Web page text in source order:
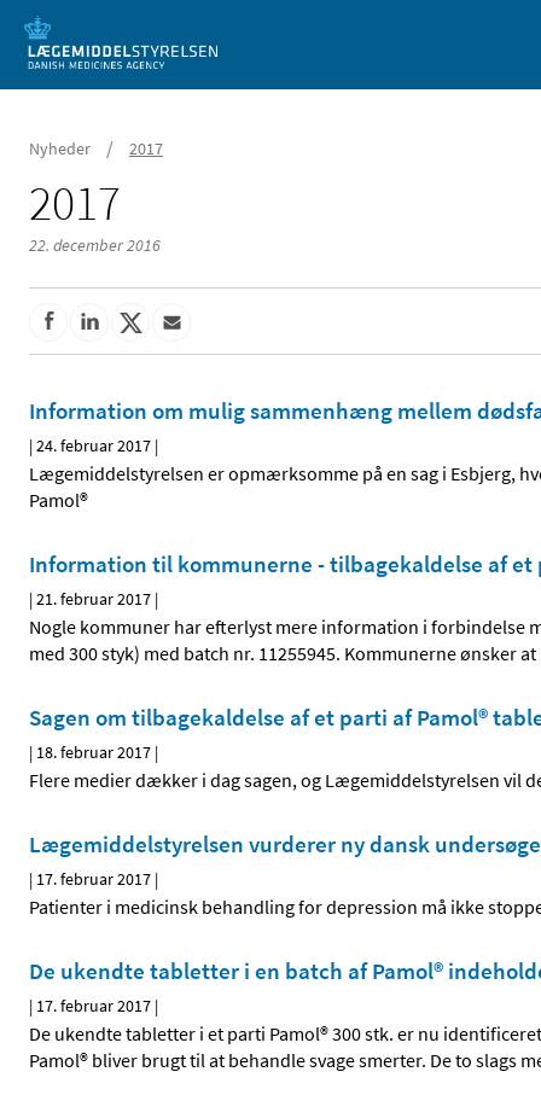
Mobil visning
Nyheder / 2017
2017
22. december 2016
Information om mulig sammenhæng mellem
|24. februar 2017 |
Lægemiddelstyrelsen er opmærksomme på en sag i Esbjerg,
Pamol®
Information til kommunerne - tilbagekaldelse af
|21. februar 2017 |
Nogle kommuner har efterlyst mere information i forbindelse
med 300 styk) med batch nr. 11255945. Kommunerne ønsker
Sagen om tilbagekaldelse af et parti af Pamol®
| 18. februar 2017 |
Flere medier dækker i dag sagen, og Lægemiddelstyrelsen vil
Lægemiddelstyrelsen vurderer ny dansk
| 17. februar 2017 |
Patienter i medicinsk behandling for depression må ikke
De ukendte tabletter i en batch af Pamol®
| 17. februar 2017 |
De ukendte tabletter i et parti Pamol® 300 stk. er nu
Pamol® bliver brugt til at behandle svage smerter. De to